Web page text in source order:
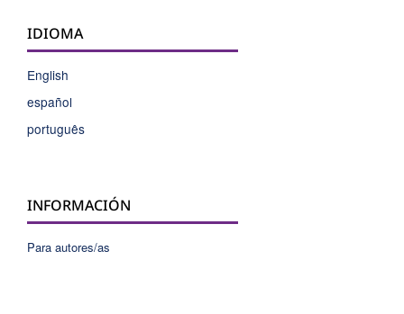
IDIOMA
English
español
português
INFORMACIÓN
Para autores/as